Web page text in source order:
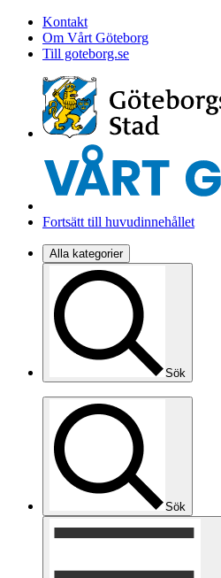
Kontakt
Om Vårt Göteborg
Till goteborg.se
Fortsätt till huvudinnehållet
Alla kategorier
Sök
Sök